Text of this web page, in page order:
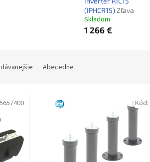
(IPHCR15)Zľava
Skladom
1 266 €
Abecedne
5657400 Kód: